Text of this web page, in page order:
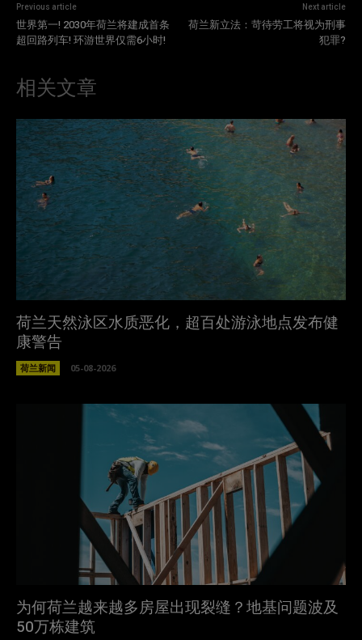
Previous article
世界第一! 2030年荷兰将建成首条
超回路列车! 环游世界仅需6小时!
Next article
荷兰新立法：苛待劳工将视为刑事
犯罪?
相关文章
荷兰天然泳区水质恶化，超百处游泳地点发布健
康警告
荷兰新闻 05-08-2026
为何荷兰越来越多房屋出现裂缝？地基问题波及
50万栋建筑